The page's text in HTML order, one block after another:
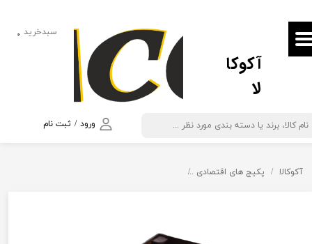
آکوکا
لا
ورود / ثبت نام
حساب کاربری من
تغییر گذر واژه
خروج از حساب کاربری
۰ سبدخرید
آکوکالا پکیج های اقتصادی